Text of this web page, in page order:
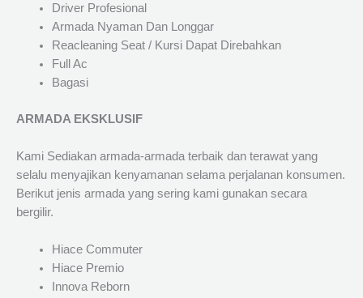
Driver Profesional
Armada Nyaman Dan Longgar
Reacleaning Seat / Kursi Dapat Direbahkan
Full Ac
Bagasi
ARMADA EKSKLUSIF
Kami Sediakan armada-armada terbaik dan terawat yang
selalu menyajikan kenyamanan selama perjalanan konsumen.
Berikut jenis armada yang sering kami gunakan secara
bergilir.
Hiace Commuter
Hiace Premio
Innova Reborn